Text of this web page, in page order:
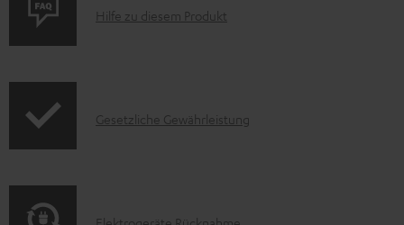
P
u
Hilfe zu diesem Produkt
IGesetzliche Gewährleistung